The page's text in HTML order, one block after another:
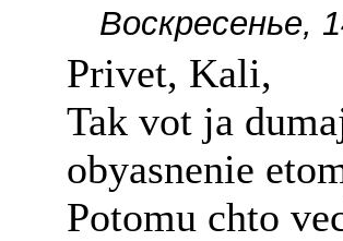
Воскресенье,
Privet, Kali,
Tak vot ja
obyasnenie
Potomu chto